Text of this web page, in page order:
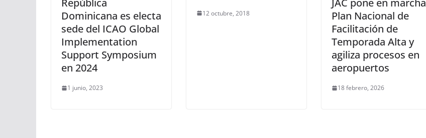
República
Dominicana es electa
sede del ICAO Global
Implementation
Support Symposium
en 2024
1 junio, 2023
12 octubre, 2018
JAC pone en marcha
Plan Nacional de
Facilitación de
Temporada Alta y
agiliza procesos en
aeropuertos
18 febrero, 2026